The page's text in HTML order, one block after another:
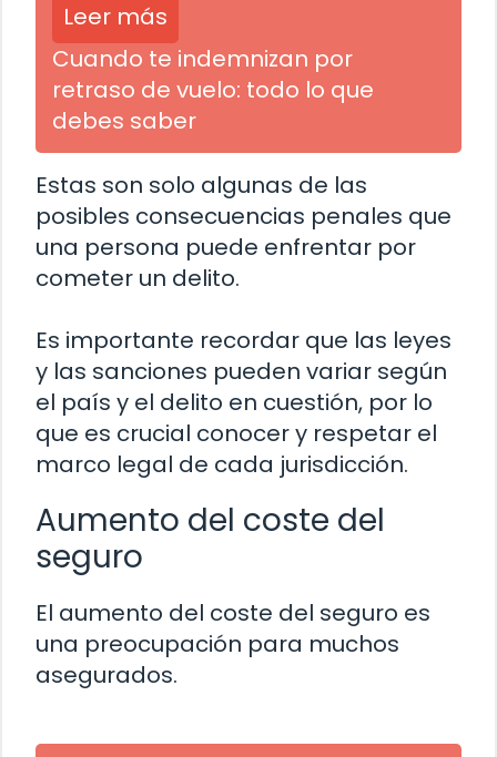
Leer más
Cuando te indemnizan por
retraso de vuelo: todo lo que
debes saber
Estas son solo algunas de las
posibles consecuencias penales que
una persona puede enfrentar por
cometer un delito.
Es importante recordar que las leyes
y las sanciones pueden variar según
el país y el delito en cuestión, por lo
que es crucial conocer y respetar el
marco legal de cada jurisdicción.
Aumento del coste del
seguro
El aumento del coste del seguro es
una preocupación para muchos
asegurados.